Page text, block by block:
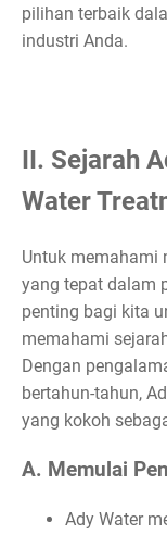
pilihan terbaik
industri Anda.
II. Sejarah
Water
Untuk memahami
yang tepat dalam
penting bagi kita
memahami
Dengan
bertahun-tahun,
yang kokoh
A. Memulai
Ady Water